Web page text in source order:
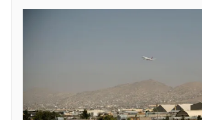
Liên hệ tòa soạn English